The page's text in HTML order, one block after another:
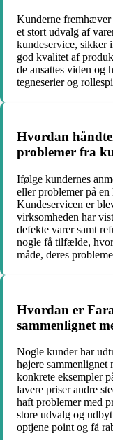
Kunderne fremhæver
et stort udvalg af
kundeservice, sikker
god kvalitet af
de ansattes viden og
tegneserier og
Hvordan
problemer fra
Ifølge kundernes
eller problemer på
Kundeservicen er
virksomheden har
defekte varer samt
nogle få tilfælde,
måde, deres
Hvordan er
sammenlignet
Nogle kunder har
højere
konkrete eksempler
lavere priser andre
haft problemer med
store udvalg og
optjene point og få